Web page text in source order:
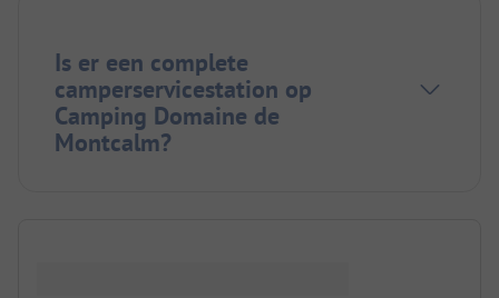
Is er een complete
camperservicestation op
Camping Domaine de
Montcalm?